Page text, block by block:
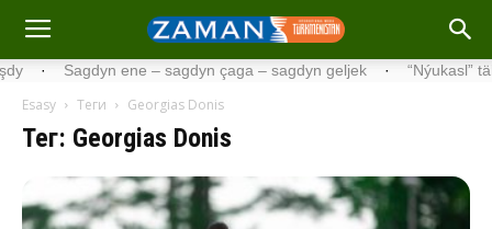
· Sagdyn ene – sagdyn çaga – sagdyn geljek · “Nýukasl”
Esasy Теги Georgias Donis
Тег: Georgias Donis